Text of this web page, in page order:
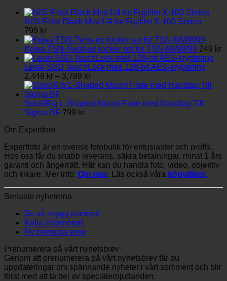
NiSi Filter Black Mist 1/4 for Fujifilm X-100 Series
799 kr
Kowa TSN-Twist-up locker set for TSN-66/88/99 249 kr
Lexar SSD TouchLock med 128-bit AES-kryptering
2,449 kr – 3,789 krPrisintervall:
2,449 kr
3,789 kr
SmallRig L-Shaped Mount Plate med Handtag Till
Sigma BF 799 kr
Om Expertfoto
Expertfoto är en svensk fotobutik för entusiaster och proffs.
Hos oss får du snabb leverans, säkra betalningar, minst 1 års
garanti och ångerrätt. Här kan du handla foto, video, objektiv
och kikare. Mer info: Om oss. Läs också våra köpvillkor.
Senaste nyheterna
Se så snygg kamera!
Kolla tillbehöret!!
Ny hemsida wow
Prenumerera på vårt nyhetsbrev
Genom att prenumerera på vårt nyhetsbrev får du
uppdateringar om spännande nyheter i vårt sortiment och blir
först med att ta del av specialerbjudanden.